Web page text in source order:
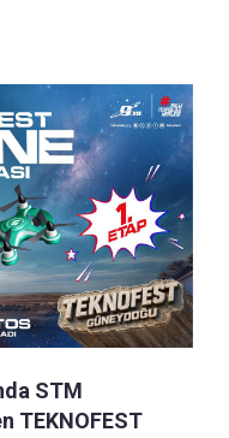
STM
TEKNOFEST